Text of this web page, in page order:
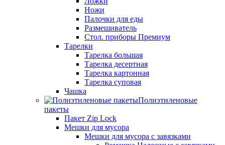
Ножи
Палочки для еды
Размешиватель
Стол. приборы Премиум
Тарелки
Тарелка большая
Тарелка десертная
Тарелка картонная
Тарелка суповая
Чашка
Полиэтиленовые
пакеты
Пакет Zip Lock
Мешки для мусора
Мешки для мусора с завязками